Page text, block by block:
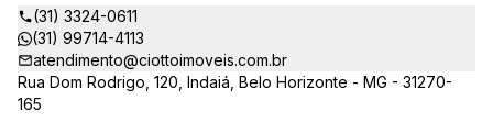
lançamentos, imóveis em construção e condomínios fechados,
administrados exclusivamente pela Ciotto Imóveis. Fazemos a
aprovação do seu credito junto a Caixa Econômica Federal e
demais agentes financeiros.
(31) 3324-0611
(31) 99714-4113
atendimento@ciottoimoveis.com.br
Rua Dom Rodrigo, 120, Indaiá, Belo Horizonte - MG - 31270-
165